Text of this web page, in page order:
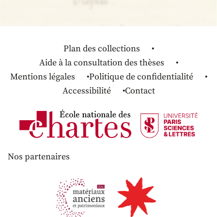
Plan des collections
Aide à la consultation des thèses
Mentions légales
Politique de confidentialité
Accessibilité
Contact
Nos partenaires